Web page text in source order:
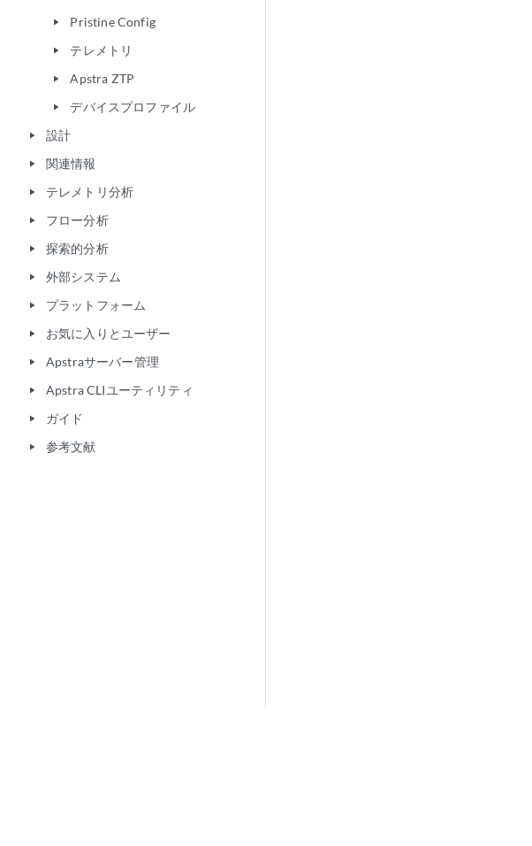
play_arrow Pristine Config
play_arrow テレメトリ
play_arrow Apstra ZTP
play_arrow デバイスプロファイル
play_arrow 設計
play_arrow 関連情報
play_arrow テレメトリ分析
play_arrow フロー分析
play_arrow 探索的分析
play_arrow 外部システム
play_arrow プラットフォーム
play_arrow お気に入りとユーザー
play_arrow Apstraサーバー管理
play_arrow Apstra CLIユーティリティ
play_arrow ガイド
play_arrow 参考文献